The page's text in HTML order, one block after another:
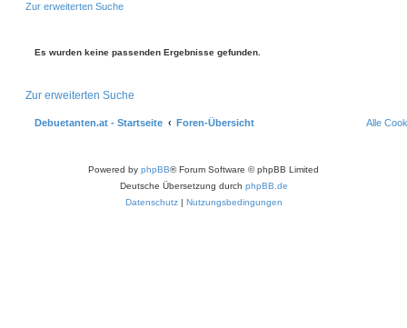
Zur erweiterten Suche
Es wurden keine passenden Ergebnisse gefunden.
Zur erweiterten Suche
Debuetanten.at - Startseite Foren-Übersicht Alle
Powered by phpBB® Forum Software © phpBB Limited
Deutsche Übersetzung durch phpBB.de
Datenschutz | Nutzungsbedingungen